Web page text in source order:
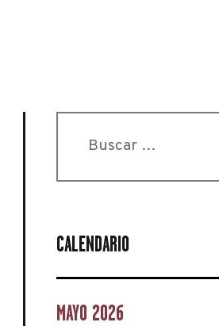
CALENDARIO
MAYO 2026